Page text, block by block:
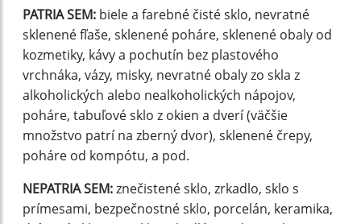
PATRIA SEM: biele a farebné čisté sklo, nevratné
sklenené fľaše, sklenené poháre, sklenené obaly od
kozmetiky, kávy a pochutín bez plastového
vrchnáka, vázy, misky, nevratné obaly zo skla z
alkoholických alebo nealkoholických nápojov,
poháre, tabuľové sklo z okien a dverí (väčšie
množstvo patrí na zberný dvor), sklenené črepy,
poháre od kompótu, a pod.
NEPATRIA SEM:znečistené sklo, zrkadlo, sklo s
prímesami, bezpečnostné sklo, porcelán, keramika,